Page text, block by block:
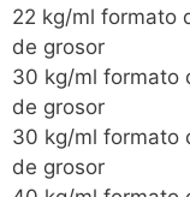
22 kg/ml formato
de grosor
30 kg/ml formato
de grosor
30 kg/ml formato
de grosor